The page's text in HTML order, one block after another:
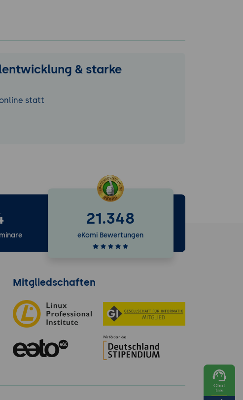
& starke
statt
Chat
frei
21.348
eKomi Bewertungen
Mitgliedschaften